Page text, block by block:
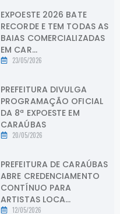
EXPOESTE 2026 BATE
RECORDE E TEM TODAS AS
BAIAS COMERCIALIZADAS
EM CAR...
23/05/2026
PREFEITURA DIVULGA
PROGRAMAÇÃO OFICIAL
DA 8ª EXPOESTE EM
CARAÚBAS
20/05/2026
PREFEITURA DE CARAÚBAS
ABRE CREDENCIAMENTO
CONTÍNUO PARA
ARTISTAS LOCA...
12/05/2026